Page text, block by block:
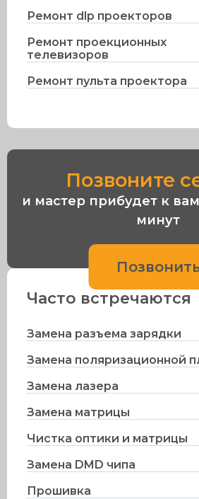
Ремонт dlp проекторов
Ремонт проекционных
телевизоров
Ремонт пульта проектора
Позвоните
и мастер прибудет к
минут
Часто встречаются
Замена разъема зарядки
Замена поляризационной
Замена лазера
Замена матрицы
Чистка оптики и матрицы
Замена DMD чипа
Прошивка